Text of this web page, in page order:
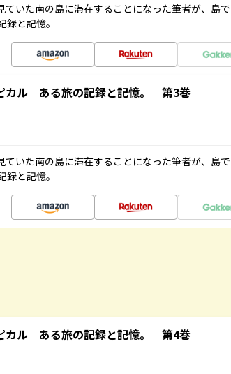
ていた南の島に滞在することになった筆者が、島
と記憶。
カル ある旅の記録と記憶。 第3巻
ていた南の島に滞在することになった筆者が、島
と記憶。
カル ある旅の記録と記憶。 第4巻